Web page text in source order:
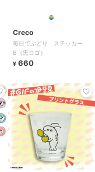
Creco
毎日でぶどり ステッカー
B（黒ロゴ）
¥ 660